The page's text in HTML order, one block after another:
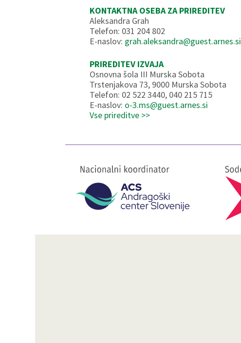
KONTAKTNA OSEBA ZA PRIREDITEV
Aleksandra Grah
Telefon: 031 204 802
E-naslov: grah.aleksandra@guest.arnes.si
PRIREDITEV IZVAJA
Osnovna šola III Murska Sobota
Trstenjakova 73, 9000 Murska Sobota
Telefon: 02 522 3440, 040 215 715
E-naslov: o-3.ms@guest.arnes.si
Vse prireditve >>